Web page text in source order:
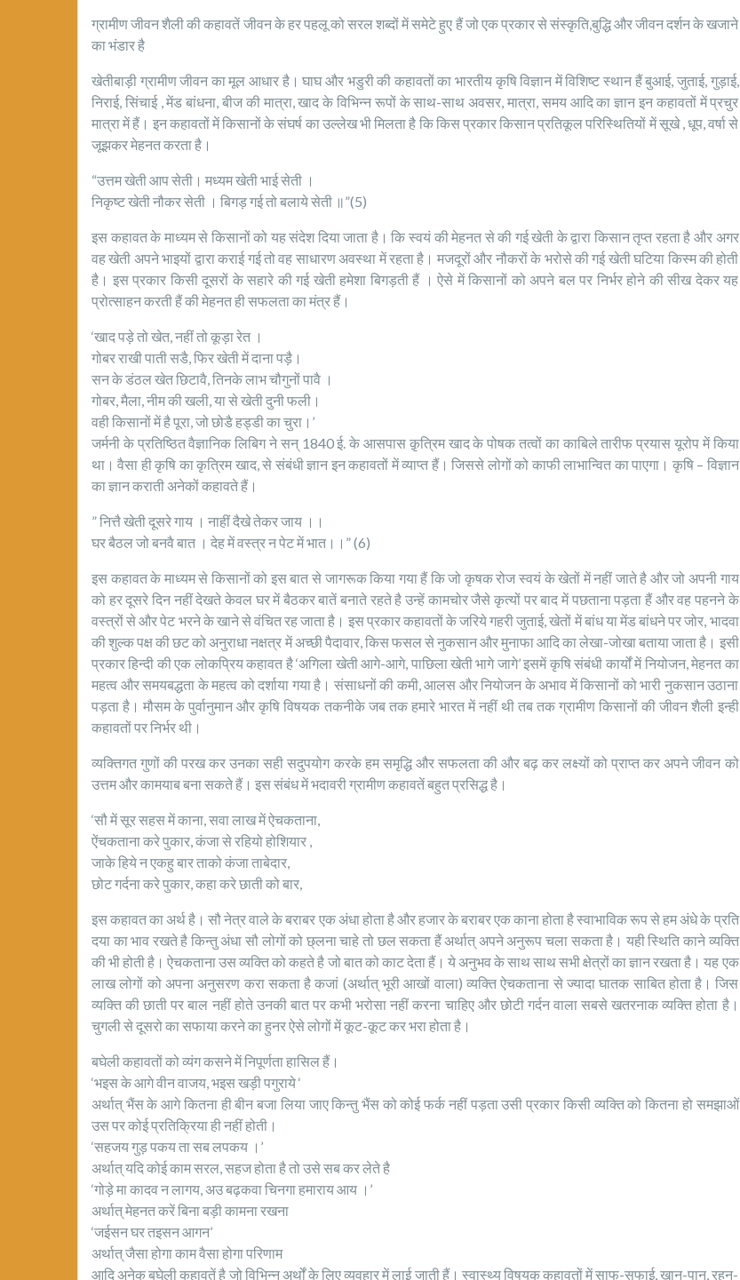
ग्रामीण जीवन शैली की कहावतें जीवन के हर पहलू को सरल शब्दों में समेटे हुए हैं जो एक प्रकार से संस्कृति,बुद्धि और जीवन दर्शन के खजाने
का भंडार है
खेतीबाड़ी ग्रामीण जीवन का मूल आधार है। घाघ और भडुरी की कहावतों का भारतीय कृषि विज्ञान में विशिष्ट स्थान हैं बुआई, जुताई, गुड़ाई,
निराई, सिंचाई , मेंड बांधना, बीज की मात्रा, खाद के विभिन्न रूपों के साथ-साथ अवसर, मात्रा, समय आदि का ज्ञान इन कहावतों में प्रचुर
मात्रा में हैं। इन कहावतों में किसानों के संघर्ष का उल्लेख भी मिलता है कि किस प्रकार किसान प्रतिकूल परिस्थितियों में सूखे , धूप, वर्षा से
जूझकर मेहनत करता है।
“उत्तम खेती आप सेती। मध्यम खेती भाई सेती ।
निकृष्ट खेती नौकर सेती । बिगड़ गई तो बलाये सेती ॥”(5)
इस कहावत के माध्यम से किसानों को यह संदेश दिया जाता है। कि स्वयं की मेहनत से की गई खेती के द्वारा किसान तृप्त रहता है और अगर
वह खेती अपने भाइयों द्वारा कराई गई तो वह साधारण अवस्था में रहता है। मजदूरों और नौकरों के भरोसे की गई खेती घटिया किस्म की होती
है। इस प्रकार किसी दूसरों के सहारे की गई खेती हमेशा बिगड़ती हैं । ऐसे में किसानों को अपने बल पर निर्भर होने की सीख देकर यह
प्रोत्साहन करती हैं की मेहनत ही सफलता का मंत्र हैं।
‘खाद पड़े तो खेत, नहीं तो कूड़ा रेत ।
गोबर राखी पाती सडै, फिर खेती में दाना पड़ै।
सन के डंठल खेत छिटावै, तिनके लाभ चौगुनों पावै ।
गोबर, मैला, नीम की खली, या से खेती दुनी फली।
वही किसानों में है पूरा, जो छोडै हड्डी का चुरा।’
जर्मनी के प्रतिष्ठित वैज्ञानिक लिबिग ने सन् 1840 ई. के आसपास क़ृत्रिम खाद के पोषक तत्वों का काबिले तारीफ प्रयास यूरोप में किया
था। वैसा ही कृषि का कृत्रिम खाद, से संबंधी ज्ञान इन कहावतों में व्याप्त हैं। जिससे लोगों को काफी लाभान्वित का पाएगा। कृषि – विज्ञान
का ज्ञान कराती अनेकों कहावते हैं।
” नित्तै खेती दूसरे गाय । नाहीं दैखे तेकर जाय ।।
घर बैठल जो बनवै बात । देह में वस्त्र न पेट में भात।।” (6)
इस कहावत के माध्यम से किसानों को इस बात से जागरूक किया गया हैं कि जो कृषक रोज स्वयं के खेतों में नहीं जाते है और जो अपनी गाय
को हर दूसरे दिन नहीं देखते केवल घर में बैठकर बातें बनाते रहते है उन्हें कामचोर जैसे कृत्यों पर बाद में पछताना पड़‌ता हैं और वह पहनने के
वस्त्रों से और पेट भरने के खाने से वंचित रह जाता है। इस प्रकार कहावतों के जरिये गहरी जुताई, खेतों में बांध या मेंड बांधने पर जोर, भादवा
की शुल्क पक्ष की छट को अनुराधा नक्षत्र में अच्छी पैदावार, किस फसल से नुकसान और मुनाफा आदि का लेखा-जोखा बताया जाता है। इसी
प्रकार हिन्दी की एक लोकप्रिय कहावत है ‘अगिला खेती आगे-आगे, पाछिला खेती भागे जागे’ इसमें कृषि संबंधी कार्यों में नियोजन, मेहनत का
महत्व और समयबद्धता के महत्व को दर्शाया गया है। संसाधनों की कमी, आलस और नियोजन के अभाव में किसानों को भारी नुकसान उठाना
पड़ता है। मौसम के पुर्वानुमान और कृषि विषयक तकनीके जब तक हमारे भारत में नहीं थी तब तक ग्रामीण किसानों की जीवन शैली इन्ही
कहावतों पर निर्भर थी।
व्यक्तिगत गुणों की परख कर उनका सही सदुपयोग करके हम समृ‌द्धि और सफलता की और बढ़ कर लक्ष्यों को प्राप्त कर अपने जीवन को
उत्तम और कामयाब बना सकते हैं। इस संबंध में भदावरी ग्रामीण कहावतें बहुत प्रसिद्ध है।
‘सौ में सूर सहस में काना, सवा लाख में ऐचकताना,
ऐंचकताना करे पुकार, कंजा से रहियो होशियार ,
जाके हिये न एकहु बार ताको कंजा ताबेदार,
छोट गर्दना करे पुकार, कहा करे छाती को बार,
इस कहावत का अर्थ है। सौ नेत्र वाले के बराबर एक अंधा होता है और हजार के बराबर एक काना होता है स्वाभाविक रूप से हम अंधे के प्रति
दया का भाव रखते है किन्तु अंधा सौ लोगों को छ्लना चाहे तो छल सकता हैं अर्थात् अपने अनुरूप चला सकता है। यही स्थिति काने व्यक्ति
की भी होती है। ऐचकताना उस व्यक्ति को कहते है जो बात को काट देता हैं। ये अनुभव के साथ साथ सभी क्षेत्रों का ज्ञान रखता है। यह एक
लाख लोगों को अपना अनुसरण करा सकता है कजां (अर्थात् भूरी आखों वाला) व्यक्ति ऐचकताना से ज्यादा घातक साबित होता है। जिस
व्यक्ति की छाती पर बाल नहीं होते उनकी बात पर कभी भरोसा नहीं करना चाहिए और छोटी गर्दन वाला सबसे खतरनाक व्यक्ति होता है।
चुगली से दूसरो का सफाया करने का हुनर ऐसे लोगों में कूट-कूट कर भरा होता है।
बघेली कहावतों को व्यंग कसने में निपूर्णता हासिल हैं।
‘भइस के आगे वीन वाजय, भइस खड़ी पगुराये ‘
अर्थात् भैंस के आगे कितना ही बीन बजा लिया जाए किन्तु भैंस को कोई फर्क नहीं पड़‌ता उसी प्रकार किसी व्यक्ति को कितना हो समझाओं
उस पर कोई प्रतिक्रिया ही नहीं होती।
‘सहजय गुड़ पकय ता सब लपकय ।’
अर्थात् यदि कोई काम सरल, सहज होता है तो उसे सब कर लेते है
‘गोड़े मा कादव न लागय, अउ बढ़कवा चिनगा हमाराय आय ।’
अर्थात् मेहनत करें बिना बड़ी कामना रखना
‘जईसन घर तइसन आगन’
अर्थात् जैसा होगा काम वैसा होगा परिणाम
आदि अनेक बघेली कहावतें है जो विभिन्न अर्थों के लिए व्यवहार में लाई जाती हैं। स्वास्थ्य विषयक कहावतों में साफ-सफाई, खान-पान, रहन-